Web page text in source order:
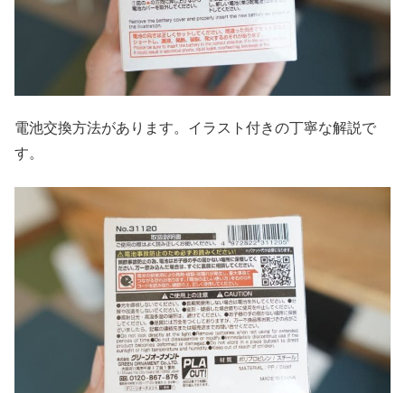
電池交換方法があります。イラスト付きの丁寧な解説で
す。